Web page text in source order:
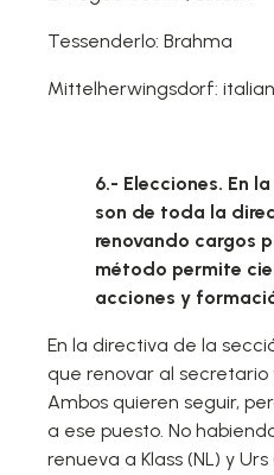
Tessenderlo: Brahma
Mittelherwingsdorf:
6.- Elecciones. En
son de toda la
renovando cargos
método permite
acciones y
En la directiva de la
que renovar al secretario
Ambos quieren seguir,
a ese puesto. No
renueva a Klass (NL) y